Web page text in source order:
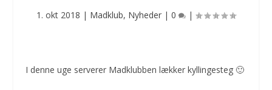
1. okt 2018 | Madklub, Nyheder | 0 |
I denne uge serverer Madklubben lækker kyllingesteg 🙂